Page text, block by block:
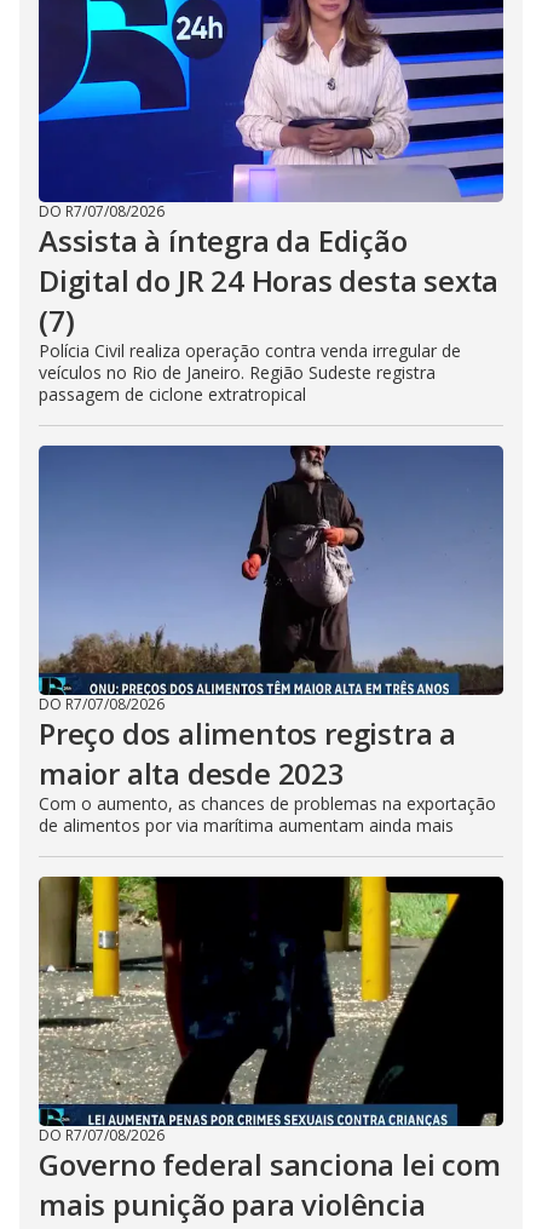
DO R7/07/08/2026
Assista à íntegra da Edição
Digital do JR 24 Horas desta sexta
(7)
Polícia Civil realiza operação contra venda irregular de
veículos no Rio de Janeiro. Região Sudeste registra
passagem de ciclone extratropical
DO R7/07/08/2026
Preço dos alimentos registra a
maior alta desde 2023
Com o aumento, as chances de problemas na exportação
de alimentos por via marítima aumentam ainda mais
DO R7/07/08/2026
Governo federal sanciona lei com
mais punição para violência